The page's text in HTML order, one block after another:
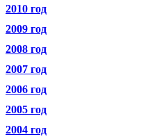
2010 год
2009 год
2008 год
2007 год
2006 год
2005 год
2004 год